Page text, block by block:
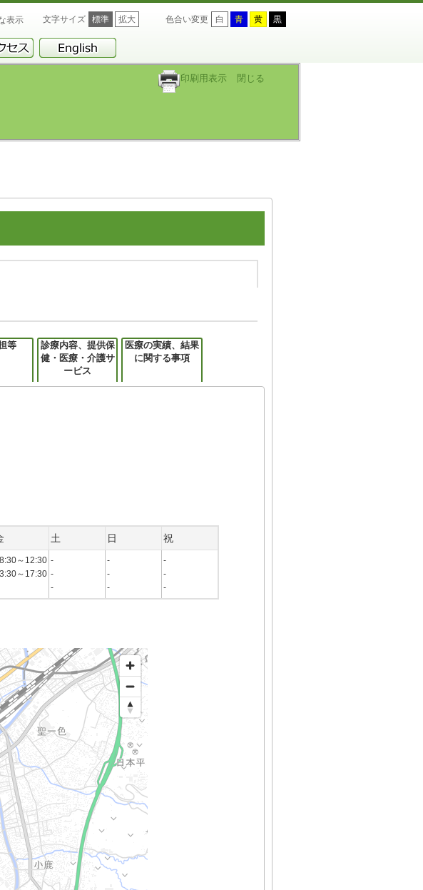
表示 文字サイズ 標準 拡大 色合い変更 白 青 黄 黒
印刷用表示 閉じる
等
診療内容、提供保
健・医療・介護サ
ービス
医療の実績、結果
に関する事項
土 日 祝
～12:30
～17:30
-
-
-
-
-
-
-
-
-